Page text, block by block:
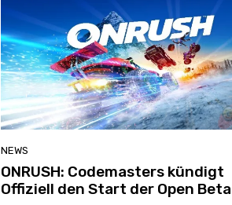
NEWS
ONRUSH: Codemasters kündigt
Offiziell den Start der Open